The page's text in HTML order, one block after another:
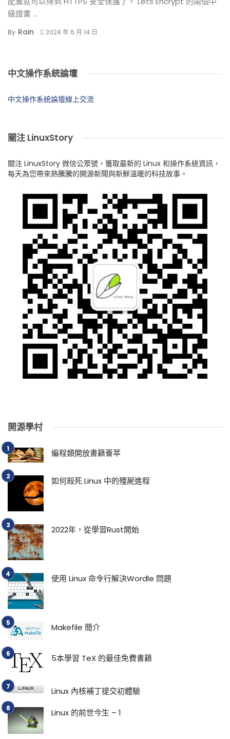
級證書 ...
By Rain 2024 年 6 月 14 日
中文操作系統論壇
中文操作系統論壇線上交流
關注 LinuxStory
關注 LinuxStory 微信公眾號，獲取最新的 Linux 和操作系統資訊，
每天為您帶來熱騰騰的開源新聞與新鮮溫暖的科技故事。
開源學村
編程類開放書籍薈萃
如何殺死 Linux 中的殭屍進程
2022年，從學習Rust開始
使用 Linux 命令行解決Wordle 問題
Makefile 簡介
5本學習 TeX 的最佳免費書籍
Linux 內核補丁提交初體驗
Linux 的前世今生 – 1